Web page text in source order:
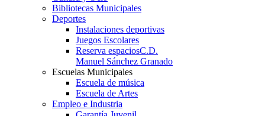
Bibliotecas Municipales
Deportes
Instalaciones deportivas
Juegos Escolares
Reserva espaciosC.D.
Manuel Sánchez Granado
Escuelas Municipales
Escuela de música
Escuela de Artes
Empleo e Industria